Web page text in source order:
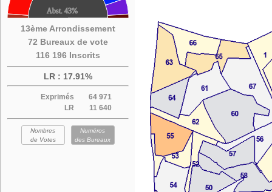
13ème Arrondissement
72 Bureaux de vote
116 196 Inscrits
LR : 17.91%
Exprimés
64 971
LR
11 640
Nombres
de Votes
Numéros
des Bureaux